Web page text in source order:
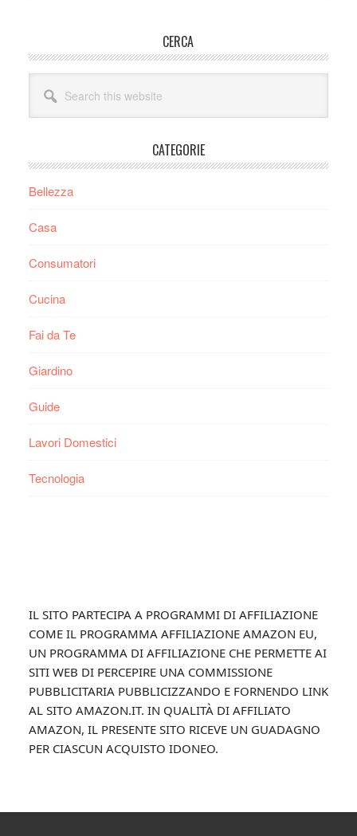
Sidebar
CERCA
this
website
CATEGORIE
Bellezza
Casa
Consumatori
Cucina
Fai da Te
Giardino
Guide
Lavori Domestici
Tecnologia
Footer
IL SITO PARTECIPA A PROGRAMMI DI AFFILIAZIONE
COME IL PROGRAMMA AFFILIAZIONE AMAZON EU,
UN PROGRAMMA DI AFFILIAZIONE CHE PERMETTE AI
SITI WEB DI PERCEPIRE UNA COMMISSIONE
PUBBLICITARIA PUBBLICIZZANDO E FORNENDO LINK
AL SITO AMAZON.IT. IN QUALITÀ DI AFFILIATO
AMAZON, IL PRESENTE SITO RICEVE UN GUADAGNO
PER CIASCUN ACQUISTO IDONEO.